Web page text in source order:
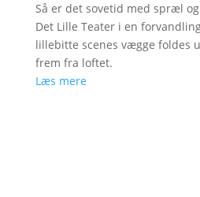
Så er det sovetid med spræl og
Det Lille Teater i en
lillebitte scenes vægge foldes
frem fra loftet.
Læs mere